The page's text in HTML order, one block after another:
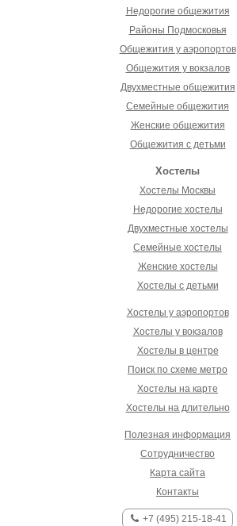
Недорогие общежития
Районы Подмосковья
Общежития у аэропортов
Общежития у вокзалов
Двухместные общежития
Семейные общежития
Женские общежития
Общежития с детьми
Хостелы
Хостелы Москвы
Недорогие хостелы
Двухместные хостелы
Семейные хостелы
Женские хостелы
Хостелы с детьми
Хостелы у аэропортов
Хостелы у вокзалов
Хостелы в центре
Поиск по схеме метро
Хостелы на карте
Хостелы на длительно
Полезная информация
Сотрудничество
Карта сайта
Контакты
+7 (495) 215-18-41